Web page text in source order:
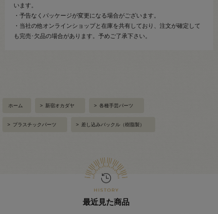
います。
・予告なくパッケージが変更になる場合がございます。
・当社の他オンラインショップと在庫を共有しており、注文が確定して
も完売･欠品の場合があります。予めご了承下さい。
ホーム > 新宿オカダヤ > 各種手芸パーツ
> プラスチックパーツ > 差し込みバックル（樹脂製）
最近見た商品